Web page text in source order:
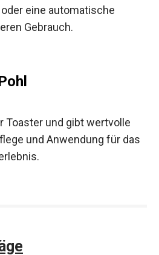
eine automatische
Gebrauch.
Toaster und gibt wertvolle
und Anwendung für das